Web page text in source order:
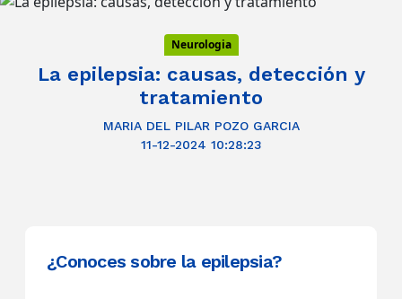
Neurologia
La epilepsia: causas, detección y
tratamiento
MARIA DEL PILAR POZO GARCIA
11-12-2024 10:28:23
¿Conoces sobre la epilepsia?